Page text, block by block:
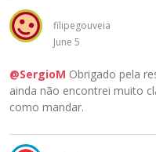
filipegouveia
June 5
@SergioM Obrigado pela
ainda não encontrei muito
como mandar.